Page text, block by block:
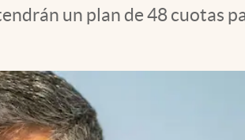
un plan de 48 cuotas